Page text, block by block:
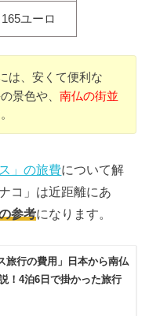
165ユーロ
は、安くて便利な
景色や、南仏の街並
」の旅費について解
コ」は近距離にあ
参考になります。
旅行の費用」日本から南仏
！4泊6日で掛かった旅行